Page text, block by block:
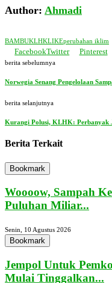
Author: Ahmadi
BAMBUKLHKLIKEperubahan iklim
FacebookTwitter Pinterest
berita sebelumnya
Norwegia Senang Pengelolaan
berita selanjutnya
Kurangi Polusi, KLHK: Perbanyak
Berita Terkait
Bookmark
Woooow, Sampah
Puluhan Miliar...
Senin, 10 Agustus 2026
Bookmark
Jempol Untuk
Mulai Tinggalkan...